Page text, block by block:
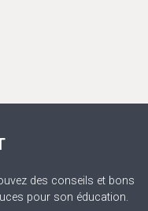
des conseils et bons
pour son éducation.